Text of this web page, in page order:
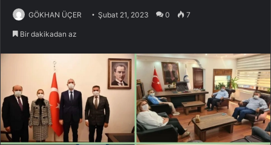
GÖKHAN ÜÇER Şubat 21, 2023 0 7
Bir dakikadan az